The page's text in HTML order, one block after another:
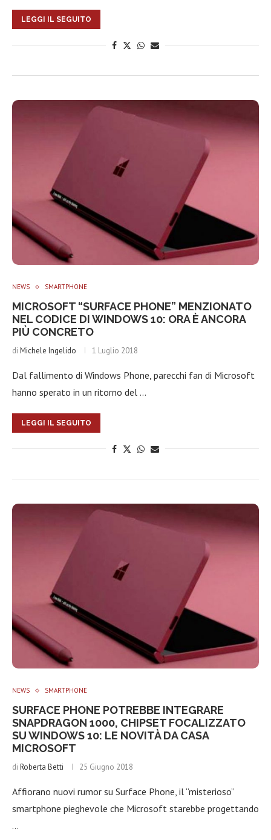
LEGGI IL SEGUITO
NEWS SMARTPHONE
MICROSOFT “SURFACE PHONE” MENZIONATO
NEL CODICE DI WINDOWS 10: ORA È ANCORA
PIÙ CONCRETO
di Michele Ingelido 1 Luglio 2018
Dal fallimento di Windows Phone, parecchi fan di Microsoft
hanno sperato in un ritorno del …
LEGGI IL SEGUITO
NEWS SMARTPHONE
SURFACE PHONE POTREBBE INTEGRARE
SNAPDRAGON 1000, CHIPSET FOCALIZZATO
SU WINDOWS 10: LE NOVITÀ DA CASA
MICROSOFT
di Roberta Betti 25 Giugno 2018
Affiorano nuovi rumor su Surface Phone, il “misterioso”
smartphone pieghevole che Microsoft starebbe progettando
…